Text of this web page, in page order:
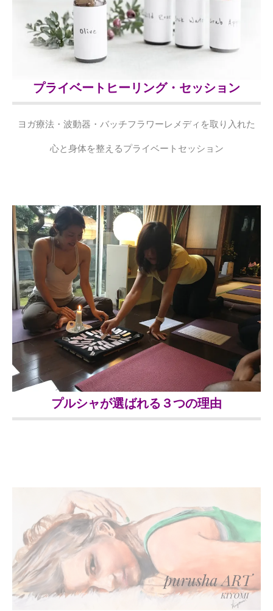
プライベートヒーリング・セッション
ヨガ療法・波動器・バッチフラワーレメディを取り入れた
心と身体を整えるプライベートセッション
プルシャが選ばれる３つの理由